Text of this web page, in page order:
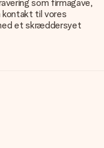
som firmagave,
til vores
et skræddersyet